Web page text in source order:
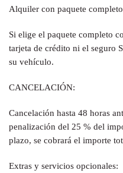
Alquiler con paquete
Si elige el paquete completo
tarjeta de crédito ni el seguro
su vehículo.
CANCELACIÓN:
Cancelación hasta 48 horas
penalización del 25 % del
plazo, se cobrará el importe
Extras y servicios opcionales: